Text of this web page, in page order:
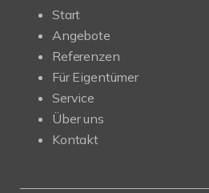
Start
Angebote
Referenzen
Für Eigentümer
Service
Über uns
Kontakt